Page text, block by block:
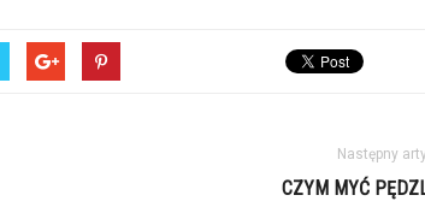
Następny
CZYM MYĆ